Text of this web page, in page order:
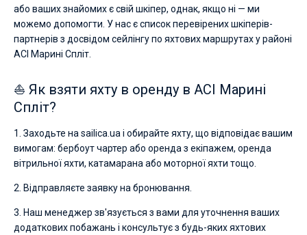
або ваших знайомих є свій шкіпер, однак, якщо ні — ми
можемо допомогти. У нас є список перевірених шкіперів-
партнерів з досвідом сейлінгу по яхтових маршрутах у районі
ACI Марині Спліт.
⛵ Як взяти яхту в оренду в ACI Марині
Спліт?
1. Заходьте на sailica.ua і обирайте яхту, що відповідає вашим
вимогам: бербоут чартер або оренда з екіпажем, оренда
вітрильної яхти, катамарана або моторної яхти тощо.
2. Відправляєте заявку на бронювання.
3. Наш менеджер зв'язується з вами для уточнення ваших
додаткових побажань і консультує з будь-яких яхтових